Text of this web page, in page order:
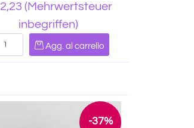
(Mehrwertsteuer
inbegriffen)
Quantità
Agg. al carrello
-37%